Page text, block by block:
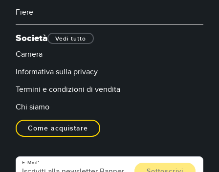
Fiere
Società Vedi tutto
Carriera
Informativa sulla privacy
Termini e condizioni di vendita
Chi siamo
Come acquistare
E-Mail